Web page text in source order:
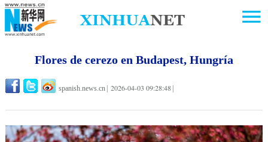
Flores de cerezo en Budapest, Hungría
spanish.news.cn 2026-04-03 09:28:48